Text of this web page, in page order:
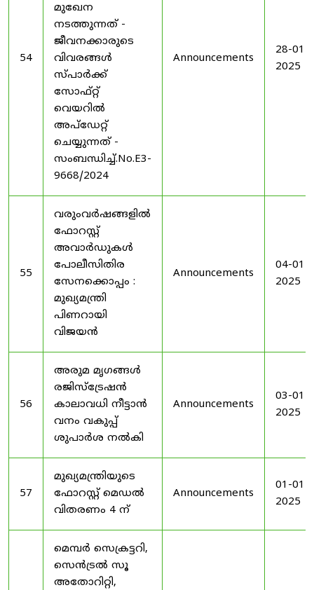
54
മുഖേന
നടത്തുന്നത് -
ജീവനക്കാരുടെ
വിവരങ്ങൾ
സ്പാർക്ക്
സോഫ്റ്റ്
വെയറിൽ
അപ്ഡേറ്റ്
ചെയ്യുന്നത് -
സംബന്ധിച്ച്.No.E3-
9668/2024
Announcements
28-01-
2025
55
വരുംവർഷങ്ങളിൽ
ഫോറസ്റ്റ്
അവാർഡുകൾ
പോലീസിതിര
സേനക്കൊപ്പം :
മുഖ്യമന്ത്രി
പിണറായി
വിജയൻ
Announcements
04-01-
2025
56
അരുമ മൃഗങ്ങൾ
രജിസ്‌ട്രേഷൻ
കാലാവധി നീട്ടാൻ
വനം വകുപ്പ്
ശുപാർശ നൽകി
Announcements
03-01-
2025
57
മുഖ്യമന്ത്രിയുടെ
ഫോറസ്റ്റ് മെഡൽ
വിതരണം 4 ന്
Announcements
01-01-
2025
മെമ്പർ സെക്രട്ടറി,
സെൻട്രൽ സൂ
അതോറിറ്റി,